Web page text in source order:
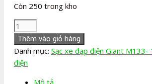
Còn 250 trong kho
Sạc
xe
máy
điện
Thêm vào giỏ hàng
Danh mục: Sạc xe đạp điện Giant M133-
điện
Mô tả